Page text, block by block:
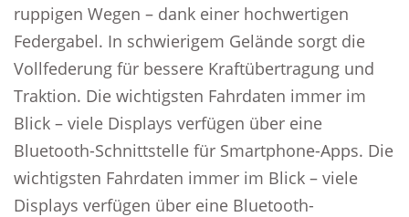
ruppigen Wegen – dank einer hochwertigen
Federgabel. In schwierigem Gelände sorgt die
Vollfederung für bessere Kraftübertragung und
Traktion. Die wichtigsten Fahrdaten immer im
Blick – viele Displays verfügen über eine
Bluetooth-Schnittstelle für Smartphone-Apps. Die
wichtigsten Fahrdaten immer im Blick – viele
Displays verfügen über eine Bluetooth-